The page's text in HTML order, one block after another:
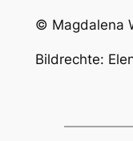
© Magdalena
Bildrechte: